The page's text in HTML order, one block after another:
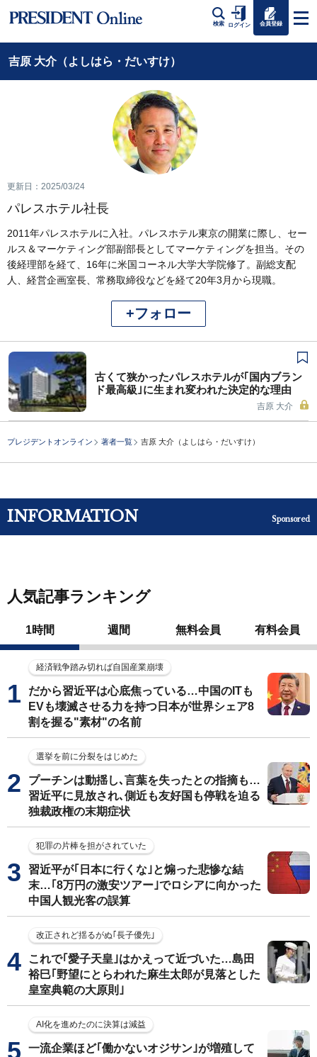
検索 ログイン 会員登録
吉原 大介（よしはら・だいすけ）
更新日：2025/03/24
パレスホテル社長
2011年パレスホテルに入社。パレスホテル東京の開業に際し、セー
ルス＆マーケティング部副部長としてマーケティングを担当。その
後経理部を経て、16年に米国コーネル大学大学院修了。副総支配
人、経営企画室長、常務取締役などを経て20年3月から現職。
+フォロー
古くて狭かったパレスホテルが｢国内ブラン
ド最高級｣に生まれ変われた決定的な理由
吉原 大介
プレジデントオンライン 著者一覧 吉原 大介（よしはら・だいすけ）
INFORMATION Sponsored
人気記事ランキング
1時間 週間 無料会員 有料会員
経済戦争踏み切れば自国産業崩壊
だから習近平は心底焦っている…中国のITも
EVも壊滅させる力を持つ日本が世界シェア8
割を握る"素材"の名前
選挙を前に分裂をはじめた
プーチンは動揺し､言葉を失ったとの指摘も…
習近平に見放され､側近も友好国も停戦を迫る
独裁政権の末期症状
犯罪の片棒を担がされていた
習近平が｢日本に行くな｣と煽った悲惨な結
末…｢8万円の激安ツアー｣でロシアに向かった
中国人観光客の誤算
改正されど揺るがぬ｢長子優先｣
これで｢愛子天皇｣はかえって近づいた…島田
裕巳｢野望にとらわれた麻生太郎が見落とした
皇室典範の大原則｣
AI化を進めたのに決算は減益
一流企業ほど｢働かないオジサン｣が増殖して